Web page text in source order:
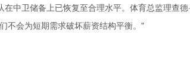
中卫储备上已恢复至合理水平。体育总监理查德
不会为短期需求破坏薪资结构平衡。"